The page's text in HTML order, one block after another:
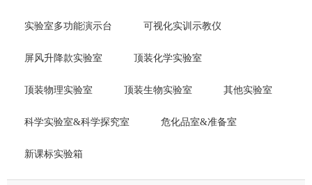
实验室多功能演示台 可视化实训示教仪
屏风升降款实验室 顶装化学实验室
顶装物理实验室 顶装生物实验室 其他实验室
科学实验室&科学探究室 危化品室&准备室
新课标实验箱